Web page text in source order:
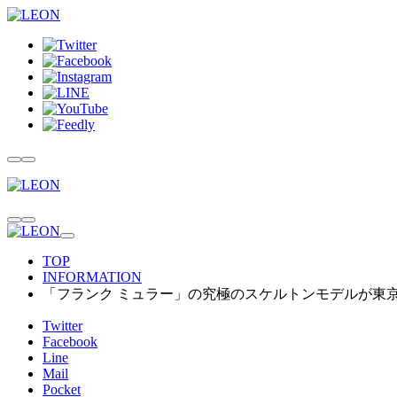
TOP
INFORMATION
「フランク ミュラー」の究極のスケルトンモデルが東
Twitter
Facebook
Line
Mail
Pocket